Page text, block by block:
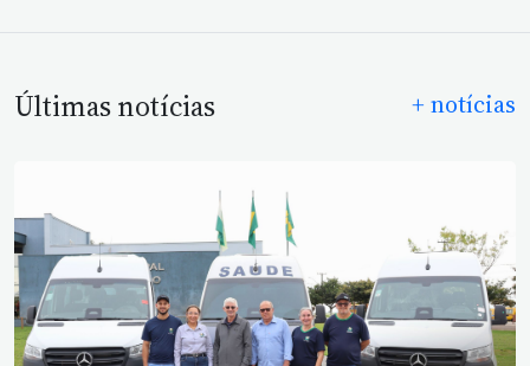
Últimas notícias + notícias